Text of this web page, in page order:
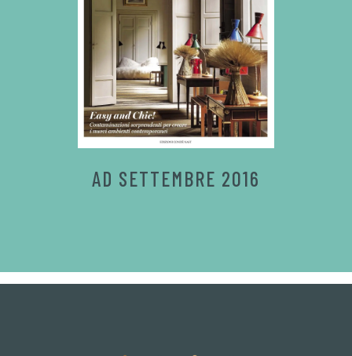
AD SETTEMBRE 2016